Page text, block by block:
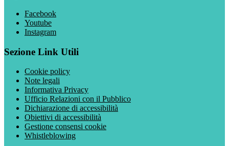
Facebook
Youtube
Instagram
Sezione Link Utili
Cookie policy
Note legali
Informativa Privacy
Ufficio Relazioni con il Pubblico
Dichiarazione di accessibilità
Obiettivi di accessibilità
Gestione consensi cookie
Whistleblowing